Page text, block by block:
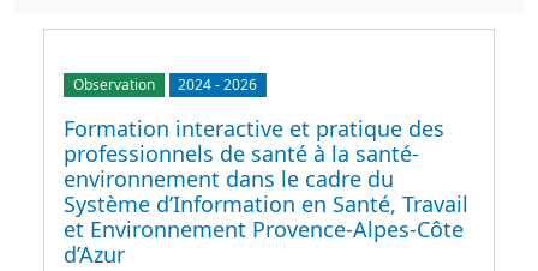
Observation 2024-2026
Formation interactive et pratique des
professionnels de santé à la santé-
environnement dans le cadre du
Système d’Information en Santé, Travail
et Environnement Provence-Alpes-Côte
d’Azur